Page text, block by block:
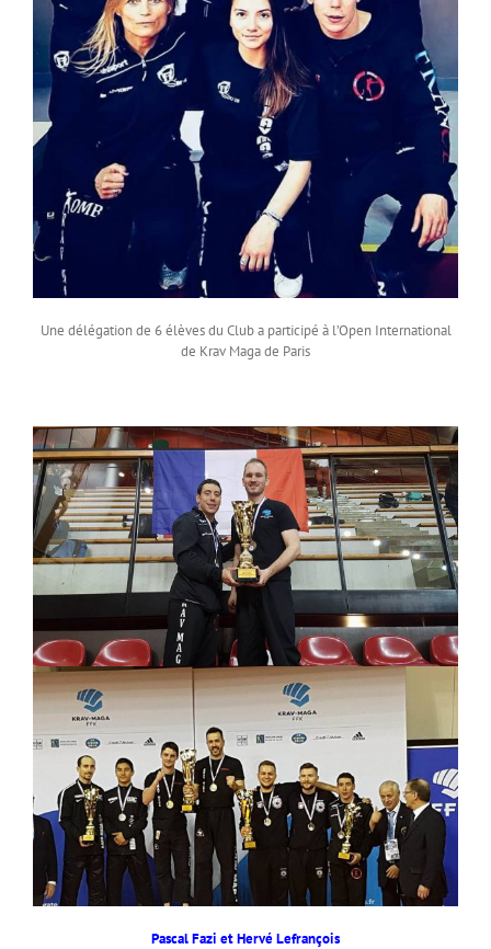
Une délégation de 6 élèves du Club a participé à l’Open International
de Krav Maga de Paris
Pascal Fazi et Hervé Lefrançois